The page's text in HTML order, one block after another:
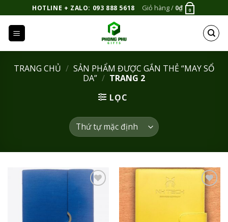
qua
dung
HOTLINE + ZALO: 093 888 5618 Giỏ hàng / 0₫ 0
TRANG CHỦ / SẢN PHẨM ĐƯỢC GẮN THẺ “MAY SỔ
DA” / TRANG 2
LỌC
Add to
Wishlist